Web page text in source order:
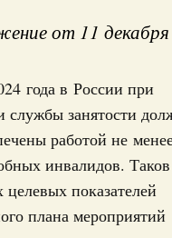
от 11
года в России при
службы занятости
работой не
инвалидов.
целевых показателей
плана мероприятий